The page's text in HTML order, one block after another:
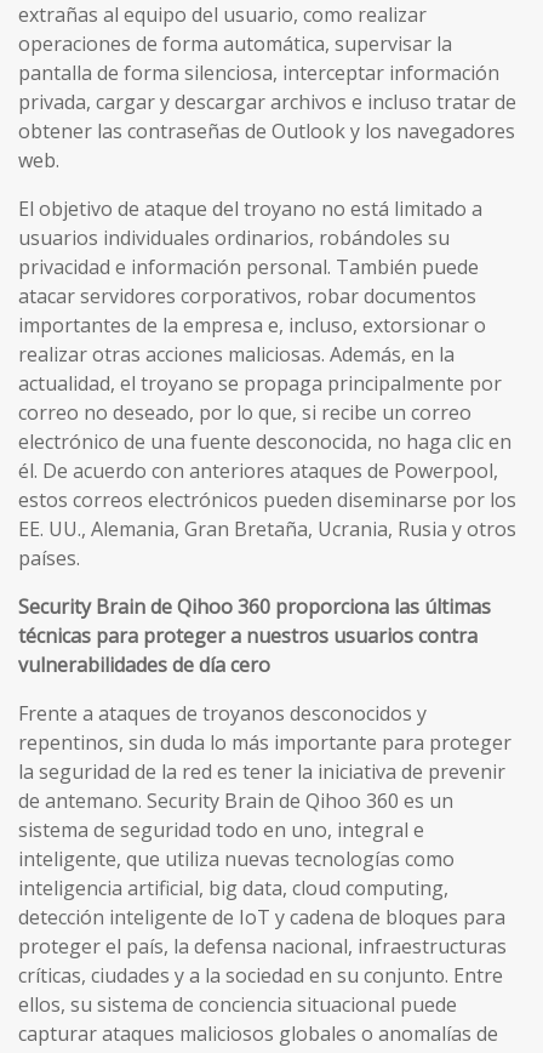
extrañas al equipo del usuario, como realizar
operaciones de forma automática, supervisar la
pantalla de forma silenciosa, interceptar información
privada, cargar y descargar archivos e incluso tratar de
obtener las contraseñas de Outlook y los navegadores
web.
El objetivo de ataque del troyano no está limitado a
usuarios individuales ordinarios, robándoles su
privacidad e información personal. También puede
atacar servidores corporativos, robar documentos
importantes de la empresa e, incluso, extorsionar o
realizar otras acciones maliciosas. Además, en la
actualidad, el troyano se propaga principalmente por
correo no deseado, por lo que, si recibe un correo
electrónico de una fuente desconocida, no haga clic en
él. De acuerdo con anteriores ataques de Powerpool,
estos correos electrónicos pueden diseminarse por los
EE. UU., Alemania, Gran Bretaña, Ucrania, Rusia y otros
países.
Security Brain de Qihoo 360 proporciona las últimas
técnicas para proteger a nuestros usuarios contra
vulnerabilidades de día cero
Frente a ataques de troyanos desconocidos y
repentinos, sin duda lo más importante para proteger
la seguridad de la red es tener la iniciativa de prevenir
de antemano. Security Brain de Qihoo 360 es un
sistema de seguridad todo en uno, integral e
inteligente, que utiliza nuevas tecnologías como
inteligencia artificial, big data, cloud computing,
detección inteligente de IoT y cadena de bloques para
proteger el país, la defensa nacional, infraestructuras
críticas, ciudades y a la sociedad en su conjunto. Entre
ellos, su sistema de conciencia situacional puede
capturar ataques maliciosos globales o anomalías de